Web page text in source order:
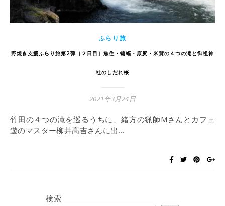
ふらり旅
野焼き支援ふらり旅第2弾［２日目］魚住・蝙蝠・原尻・米賀の４つの滝と御祖神
社のしだれ桜
2021年3月24日
竹田の４つの滝を巡るうちに、緒方の猟師Mさんとカフェ
遊のマスター柳井高吉さんに出…
検索